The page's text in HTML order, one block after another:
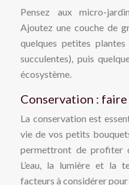
Pensez aux micro-
Ajoutez une couche de
quelques petites plantes
succulentes), puis
écosystème.
Conservation :
La conservation est
vie de vos petits
permettront de profiter
L’eau, la lumière et la
facteurs à considérer